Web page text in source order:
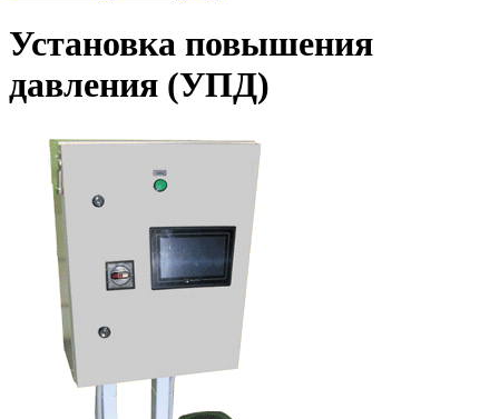
Установка повышения
давления (УПД)